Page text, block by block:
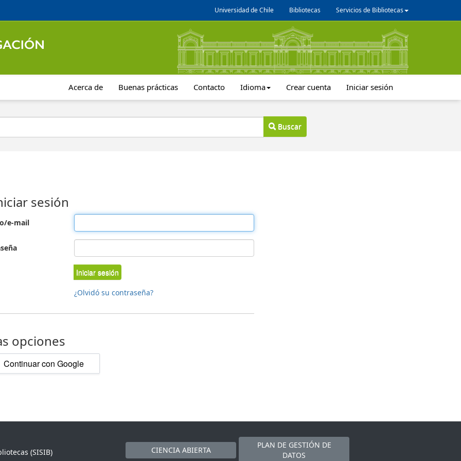
Universidad de Chile Bibliotecas Servicios de Bibliotecas
Acerca de Buenas prácticas Contacto Idioma Crear cuenta Iniciar sesión
Buscar
sesión
e-mail
Iniciar sesión
¿Olvidó su contraseña?
opciones
Continuar con Google
(SISIB)
CIENCIA ABIERTA
PLAN DE GESTIÓN DE
DATOS